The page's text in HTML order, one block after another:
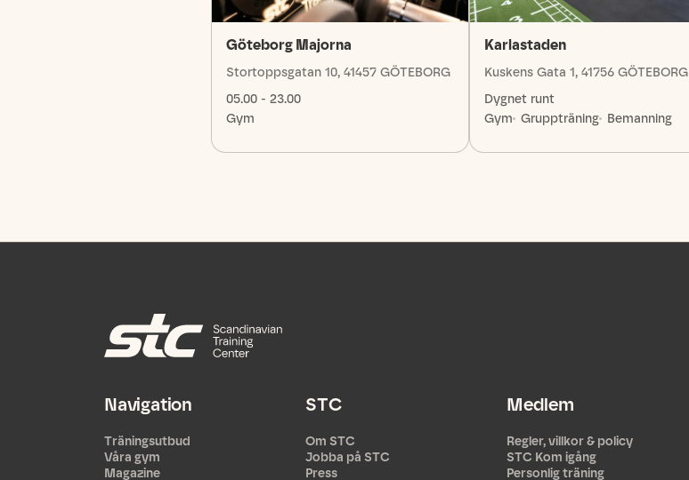
Göteborg Majorna
Stortoppsgatan 10, 41457 GÖTEBORG
05.00 - 23.00
Gym
Karlastaden
Kuskens Gata 1, 41756 GÖTEBORG
Dygnet runt
Gym Gruppträning Bemanning
Navigation
Träningsutbud
Våra gym
Magazine
STC
Om STC
Jobba på STC
Press
Medlem
Regler, villkor & policy
STC Kom igång
Personlig träning